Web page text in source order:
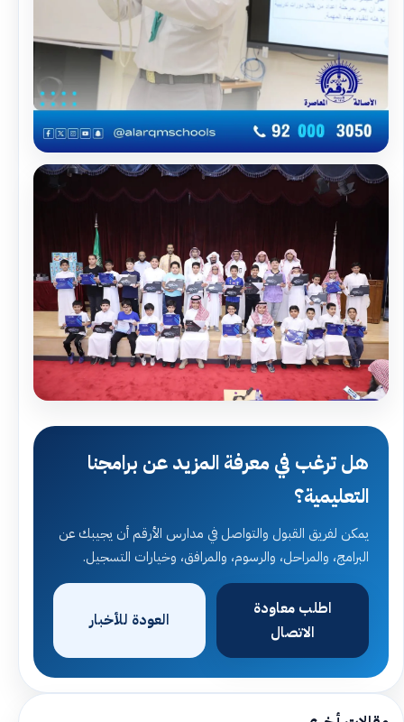
هل ترغب في معرفة المزيد عن برامجنا
التعليمية؟
يمكن لفريق القبول والتواصل في مدارس الأرقم أن يجيبك عن
البرامج، والمراحل، والرسوم، والمرافق، وخيارات التسجيل.
اطلب معاودة
الاتصال
العودة للأخبار